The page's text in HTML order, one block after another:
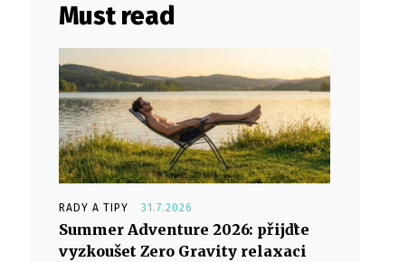
Must read
RADY A TIPY 31.7.2026
Summer Adventure 2026: přijďte
vyzkoušet Zero Gravity relaxaci